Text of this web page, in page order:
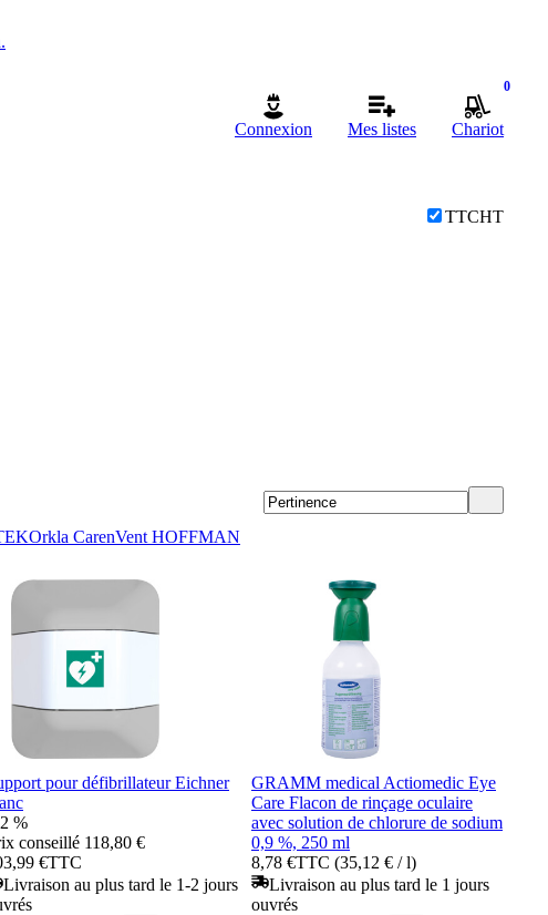
Connexion Mes listes
0
Chariot
TTCHT
Orkla CarenVent HOFFMAN
pour défibrillateur Eichner
%
conseillé 118,80 €
€TTC
Livraison au plus tard le 1-2 jours
GRAMM medical Actiomedic Eye
Care Flacon de rinçage oculaire
avec solution de chlorure de sodium
0,9 %, 250 ml
8,78 €TTC (35,12 € / l)
Livraison au plus tard le 1 jours
ouvrés